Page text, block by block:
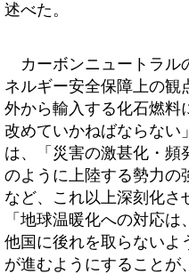
述べた。
カーボンニュートラル
ネルギー安全保障上の観
外から輸入する化石燃料
改めていかねばならない
は、「災害の激甚化・頻
のように上陸する勢力の
など、これ以上深刻化さ
「地球温暖化への対応は
他国に後れを取らないよ
が進むようにすることが